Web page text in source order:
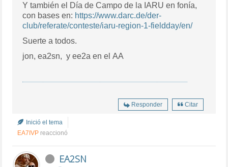
Y también el Día de Campo de la IARU en fonía,
con bases en: https://www.darc.de/der-
club/referate/conteste/iaru-region-1-fieldday/en/
Suerte a todos.
jon, ea2sn, y ee2a en el AA
Responder Citar
Inició el tema
EA7IVP reaccionó
EA2SN